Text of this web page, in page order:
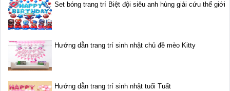
Set bóng trang trí Biệt đội siêu anh hùng giải cứu thế giới
Hướng dẫn trang trí sinh nhật chủ đề mèo Kitty
Hướng dẫn trang trí sinh nhật tuổi Tuất